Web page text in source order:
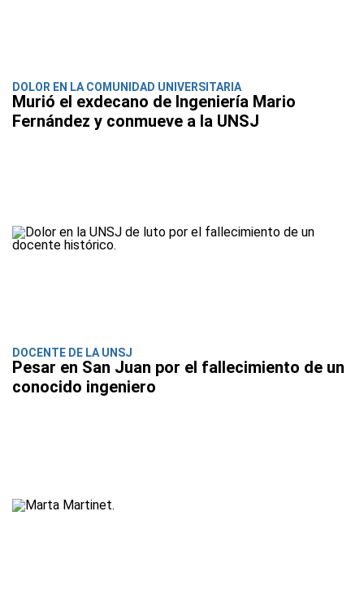
DOLOR EN LA COMUNIDAD UNIVERSITARIA
Murió el exdecano de Ingeniería Mario
Fernández y conmueve a la UNSJ
DOCENTE DE LA UNSJ
Pesar en San Juan por el fallecimiento de un
conocido ingeniero